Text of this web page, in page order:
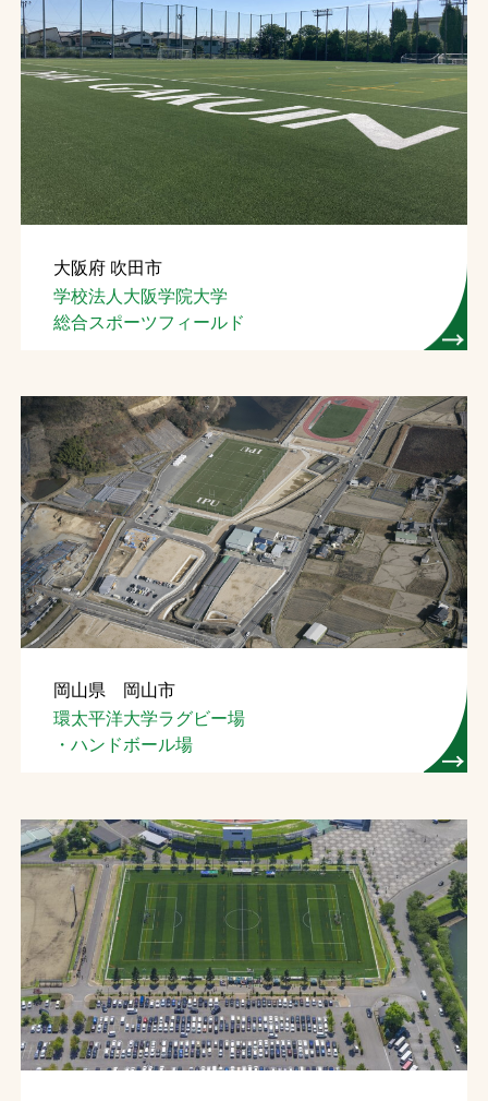
大阪府 吹田市
学校法人大阪学院大学
総合スポーツフィールド
岡山県 岡山市
環太平洋大学ラグビー場
・ハンドボール場